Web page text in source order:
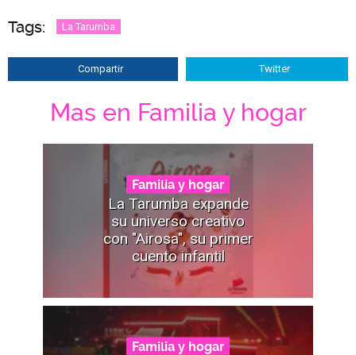
Tags: La Tarumba
Compartir Twitter
Mas en Familia y hogar
Familia y hogar
La Tarumba expande
su universo creativo
con "Airosa", su primer
cuento infantil
Familia y hogar